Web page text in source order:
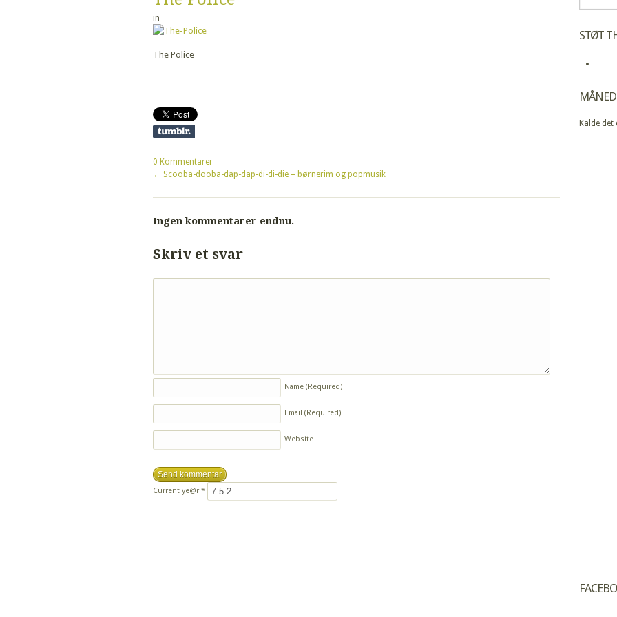
in
The Police
0 Kommentarer
← Scooba-dooba-dap-dap-di-di-die – børnerim og popmusik
Ingen kommentarer endnu.
Skriv et svar
Name (Required)
Email (Required)
Website
Current ye@r *
STØT
Kalde det